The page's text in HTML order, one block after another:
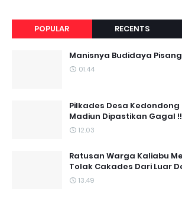
POPULAR RECENTS
Manisnya Budidaya
01.44
Pilkades Desa
Madiun Dipastikan Gagal
12.03
Ratusan Warga Kaliabu
Tolak Cakades Dari Luar
13.49